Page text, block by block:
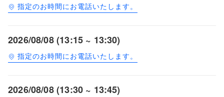
指定のお時間にお電話いたします。
2026/08/08 (13:15 ~ 13:30)
指定のお時間にお電話いたします。
2026/08/08 (13:30 ~ 13:45)